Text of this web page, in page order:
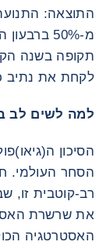
התוצאה:
תקופה בשנה
לקחת את נתיב
למה לשים לב
הסיכון
הסחר העולמי.
רב-קוטבית זו,
את שרשרת
האסטרטגיה